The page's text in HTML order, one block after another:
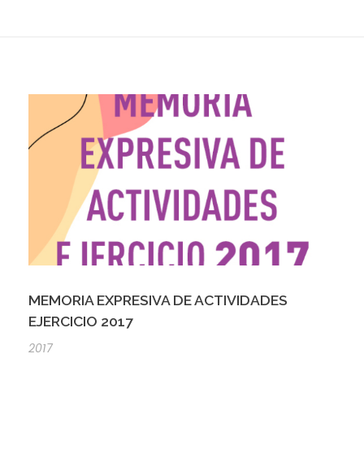
MEMORIA EXPRESIVA DE ACTIVIDADES
EJERCICIO 2017
2017